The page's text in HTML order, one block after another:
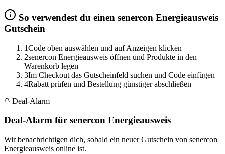
So verwendest du einen senercon Energieausweis
Gutschein
1Code oben auswählen und auf Anzeigen klicken
2senercon Energieausweis öffnen und Produkte in den
Warenkorb legen
3Im Checkout das Gutscheinfeld suchen und Code einfügen
4Rabatt prüfen und Bestellung günstiger abschließen
Deal-Alarm
Deal-Alarm für senercon Energieausweis
Wir benachrichtigen dich, sobald ein neuer Gutschein von senercon
Energieausweis online ist.